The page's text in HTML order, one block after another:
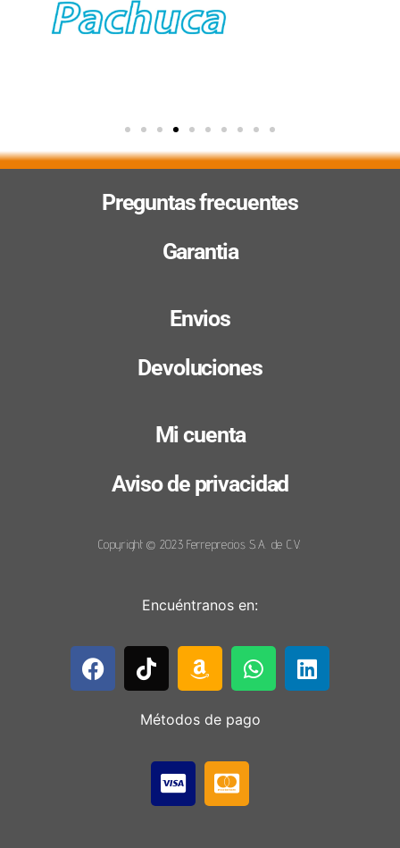
Preguntas frecuentes
Garantia
Envios
Devoluciones
Mi cuenta
Aviso de privacidad
Copyright © 2023 Ferreprecios S.A. de C.V.
Encuéntranos en:
Métodos de pago